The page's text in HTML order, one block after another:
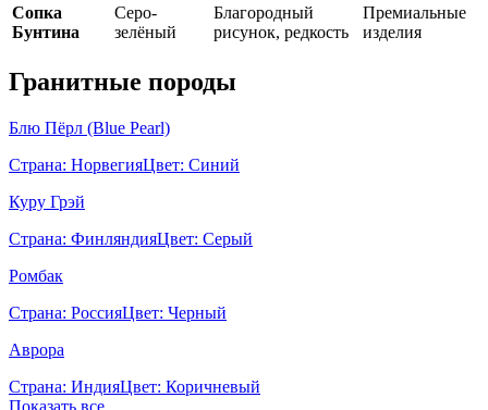
Сопка
Бунтина
Серо-
зелёный
Благородный
рисунок, редкость
Премиальные
изделия
Гранитные породы
Блю Пёрл (Blue Pearl)
Страна: НорвегияЦвет: Синий
Куру Грэй
Страна: ФинляндияЦвет: Серый
Ромбак
Страна: РоссияЦвет: Черный
Аврора
Страна: ИндияЦвет: Коричневый
Показать все